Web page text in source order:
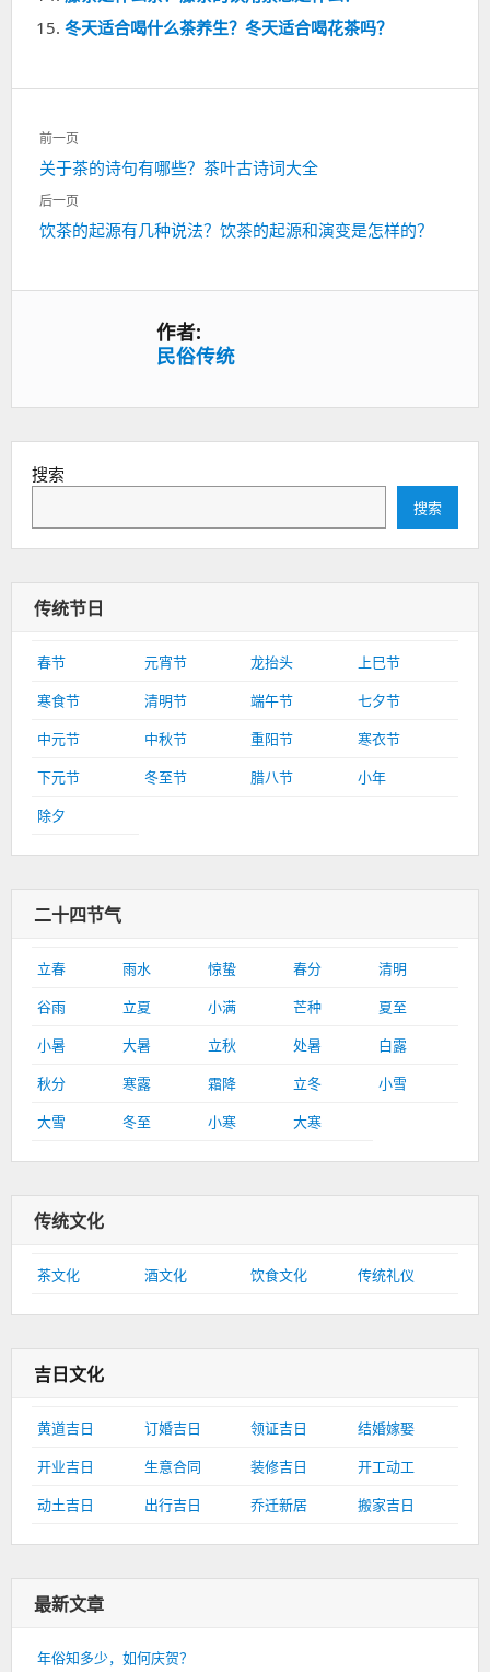
冬天适合喝什么茶养生？冬天适合喝花茶吗？
文
章
导
航
前一页
上
一
关于茶的诗句有哪些？茶叶古诗词大全
后一页
下
饮茶的起源有几种说法？饮茶的起源和演变是怎样的？
作者:
民俗传统
搜索
搜索
传统节日
春节 元宵节 龙抬头
上巳节
寒食节
清明节 端午节
七夕节
中元节
中秋节 重阳节
寒衣节
下元节
冬至节 腊八节
小年
除夕
二十四节气
立春 雨水 惊蛰 春分
清明
谷雨
立夏 小满 芒种
夏至
小暑
大暑 立秋 处暑
白露
秋分
寒露 霜降 立冬
小雪
大雪
冬至 小寒 大寒
传统文化
茶文化 酒文化 饮食文化 传统礼仪
吉日文化
黄道吉日 订婚吉日 领证吉日
结婚嫁娶
开业吉日
生意合同 装修吉日
开工动工
动土吉日
出行吉日 乔迁新居 搬家吉日
最新文章
年俗知多少，如何庆贺？